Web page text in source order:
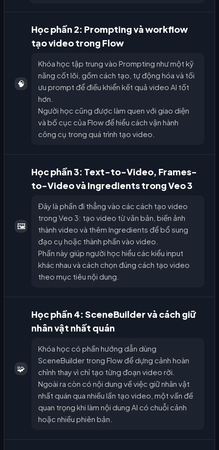
🧠
Học phần 2: Prompting và workflow
tạo video trong Flow
Khóa học tập trung vào Prompting như một kỹ
năng cốt lõi, gồm cách tạo, tự động hóa và tối
ưu prompt để điều khiển kết quả video AI tốt
hơn.
Người học cũng được làm quen với giao diện
và bố cục của Flow để hiểu cách vận hành
công cụ trong quá trình tạo video.
🖼️
Học phần 3: Text-to-Video, Frames-
to-Video và Ingredients trong Veo 3
Đây là phần đi thẳng vào các cách tạo video
trong Veo 3: tạo video từ văn bản, biến ảnh
thành video và thêm Ingredients để bổ sung
đạo cụ hoặc thành phần vào video.
Phần này giúp người học hiểu các kiểu input
khác nhau và cách chọn đúng cách tạo video
theo mục tiêu nội dung.
🧩
Học phần 4: SceneBuilder và cách giữ
nhân vật nhất quán
Khóa học có phần hướng dẫn dùng
SceneBuilder trong Flow để dựng cảnh hoàn
chỉnh thay vì chỉ tạo từng đoạn video rời.
Ngoài ra còn có nội dung về việc giữ nhân vật
nhất quán qua nhiều lần tạo video, một vấn đề
quan trọng khi làm nội dung AI có chuỗi cảnh
hoặc nhiều phiên bản.